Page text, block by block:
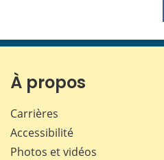
À propos
Carrières
Accessibilité
Photos et vidéos